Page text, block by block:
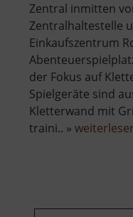
Zentral inmitten
Zentralhaltestelle
Einkaufszentrum
der Fokus auf
Spielgeräte sind
Kletterwand mit
traini.. »